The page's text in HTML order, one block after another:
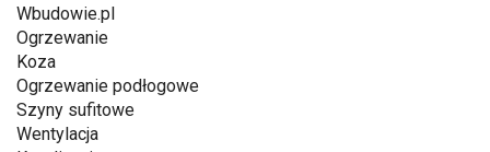
Wbudowie.pl
Ogrzewanie
Koza
Ogrzewanie podłogowe
Szyny sufitowe
Wentylacja